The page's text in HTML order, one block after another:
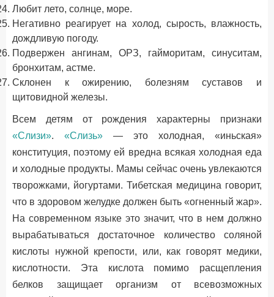
Любит лето, солнце, море.
Негативно реагирует на холод, сырость, влажность,
дождливую погоду.
Подвержен ангинам, ОРЗ, гайморитам, синуситам,
бронхитам, астме.
Склонен к ожирению, болезням суставов и
щитовидной железы.
Всем детям от рождения характерны признаки
«Слизи». «Слизь» — это холодная, «иньская»
конституция, поэтому ей вредна всякая холодная еда
и холодные продукты. Мамы сейчас очень увлекаются
творожками, йогуртами. Тибетская медицина говорит,
что в здоровом желудке должен быть «огненный жар».
На современном языке это значит, что в нем должно
вырабатываться достаточное количество соляной
кислоты нужной крепости, или, как говорят медики,
кислотности. Эта кислота помимо расщепления
белков защищает организм от всевозможных